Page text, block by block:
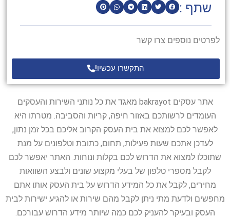
שתף :
לפרטים נוספים צרו קשר
התקשרו עכשיו!
אתר עסקים bakrayot מאגד את כל נותני השירות והעסקים
העומדים לרשותכם באזור חיפה, קריות והסביבה. מטרתו היא
לאפשר לכם למצוא את בית העסק הקרוב אליכם בכל זמן נתון,
לעדכן אתכם שעות פעילות, תחום, כתובת וטלפונים על מנת
שתוכלו למצוא את הדרוש לכם בקלות ונוחות. האתר יאפשר לכם
לקבל מספרי טלפון של בעלי מקצוע שונים ולבצע השוואות
מחירים, לקבל את כל המידע הדרוש על בית העסק אותו אתם
מחפשים ולדעת מתי ניתן לקבל מהם שירות או להגיע ישירות לבית
העסק ובעיקר להעניק לכם כמה שיותר מידע הדרוש עבורכם.